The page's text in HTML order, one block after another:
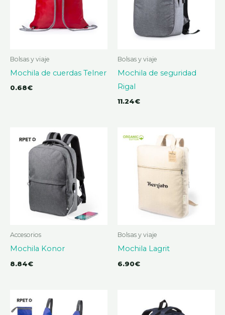
Bolsas y viaje
Mochila de cuerdas Telner
0.68€
Bolsas y viaje
Mochila de seguridad
Rigal
11.24€
Accesorios
Mochila Konor
8.84€
Bolsas y viaje
Mochila Lagrit
6.90€